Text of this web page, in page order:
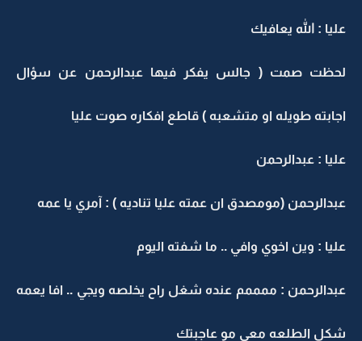
عليا : الله يعافيك
لحظت صمت ( جالس يفكر فيها عبدالرحمن عن سؤال
اجابته طويله او متشعبه ) قاطع افكاره صوت عليا
عليا : عبدالرحمن
عبدالرحمن (مومصدق ان عمته عليا تناديه ) : آمري يا عمه
عليا : وين اخوي وافي .. ما شفته اليوم
عبدالرحمن : ممممم عنده شغل راح يخلصه ويجي .. افا يعمه
شكل الطلعه معي مو عاجبتك